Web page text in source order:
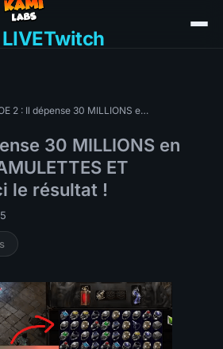
LIVETwitch
POE 2 : Il dépense 30 MILLIONS en OR pour des AMULETTES ET BAGUES, voici le résultat !
30 MILLIONS en
ET
le résultat !